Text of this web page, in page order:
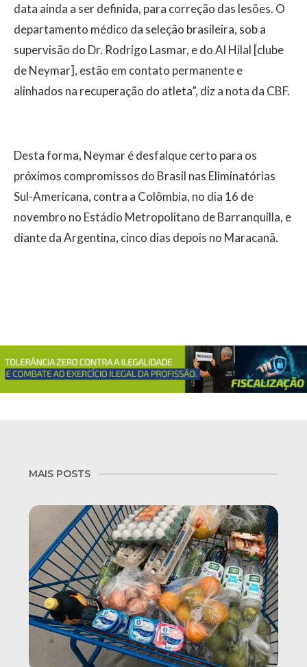
data ainda a ser definida, para correção das lesões. O
departamento médico da seleção brasileira, sob a
supervisão do Dr. Rodrigo Lasmar, e do Al Hilal [clube
de Neymar], estão em contato permanente e
alinhados na recuperação do atleta”, diz a nota da CBF.
Desta forma, Neymar é desfalque certo para os
próximos compromissos do Brasil nas Eliminatórias
Sul-Americana, contra a Colômbia, no dia 16 de
novembro no Estádio Metropolitano de Barranquilla, e
diante da Argentina, cinco dias depois no Maracanã.
MAIS POSTS